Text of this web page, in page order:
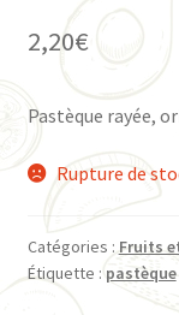
2,20€
Pastèque rayée,
Rupture de
Catégories :Fruits
Étiquette : pastèque